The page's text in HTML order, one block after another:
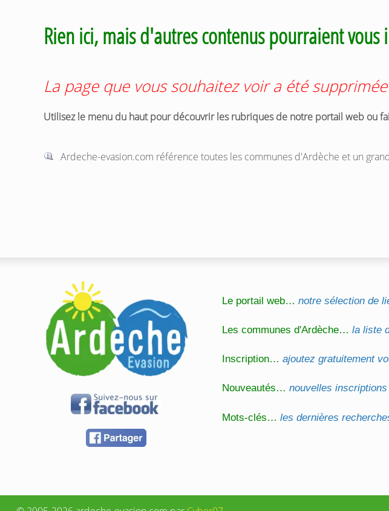
Rien ici, mais d'autres contenus pourraient vous
La page que vous souhaitez voir a été
Utilisez le menu du haut pour découvrir les rubriques de notre portail web ou
Ardeche-evasion.com référence toutes les communes d'Ardèche et un
Le portail web… notre sélection de
Les communes d'Ardèche… la liste
Inscription… ajoutez gratuitement
Nouveautés… nouvelles
Mots-clés… les dernières